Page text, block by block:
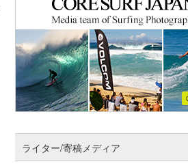
ライター/寄稿メディア